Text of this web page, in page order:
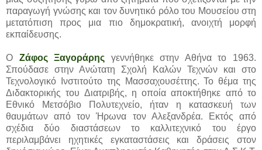
παραγωγή γνώσης και τον δυνητικό ρόλο του Μουσείου στη
μετατόπιση προς μια πιο δημοκρατική, ανοιχτή μορφή
εκπαίδευσης.
Ο Ζάφος Ξαγοράρης
γεννήθηκε στην Αθήνα το 1963.
Σπούδασε στην Ανώτατη Σχολή Καλών Τεχνών και στο
Τεχνολογικό Ινστιτούτο της Μασσαχουσέττης. Το θέμα της
Διδακτορικής του Διατριβής, η οποία αποκτήθηκε από το
Εθνικό Μετσόβιο Πολυτεχνείο, ήταν η κατασκευή των
θαυμάτων από τον Ήρωνα τον Αλεξανδρέα. Εκτός από
σχέδια δύο διαστάσεων το καλλιτεχνικό του έργο
περιλαμβάνει ηχητικές εγκαταστάσεις και δράσεις στον